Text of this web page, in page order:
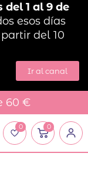
del 1 al 9 de
esos días
del 10
Ir al canal
60 €
0 0